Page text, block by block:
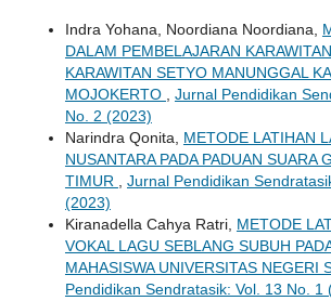
Indra Yohana, Noordiana Noordiana,
DALAM PEMBELAJARAN
KARAWITAN SETYO MANUNGGAL
MOJOKERTO , Jurnal Pendidikan
No. 2 (2023)
Narindra Qonita, METODE LATIHAN
NUSANTARA PADA PADUAN SUARA
TIMUR , Jurnal Pendidikan
(2023)
Kiranadella Cahya Ratri, METODE
VOKAL LAGU SEBLANG SUBUH
MAHASISWA UNIVERSITAS NEGERI
Pendidikan Sendratasik: Vol. 13 No. 1